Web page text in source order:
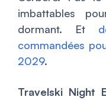
imbattables
dormant. Et
commandées
2029.
Travelski Night